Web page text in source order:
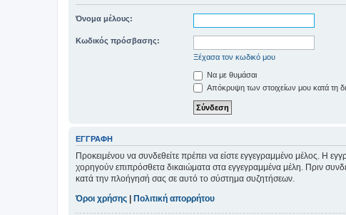
Όνομα μέλους:
Κωδικός πρόσβασης:
Ξέχασα τον κωδικό μου
Να με θυμάσαι
Απόκρυψη των στοιχείων μου κατά τη
ΕΓΓΡΑΦΉ
Προκειμένου να συνδεθείτε πρέπει να είστε εγγεγραμμένο μέλος. Η
χορηγούν επιπρόσθετα δικαιώματα στα εγγεγραμμένα μέλη. Πριν
κατά την πλοήγησή σας σε αυτό το σύστημα συζητήσεων.
Όροι χρήσης | Πολιτική απορρήτου